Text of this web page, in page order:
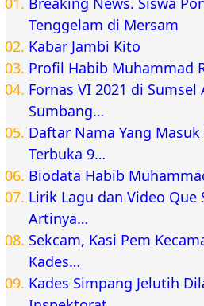
Tenggelam di Mersam
Kabar Jambi Kito
Profil Habib Muhammad
Fornas VI 2021 di
Sumbang…
Daftar Nama Yang Masuk
Terbuka 9…
Biodata Habib
Lirik Lagu dan Video Que
Artinya…
Sekcam, Kasi Pem
Kades…
Kades Simpang Jelutih